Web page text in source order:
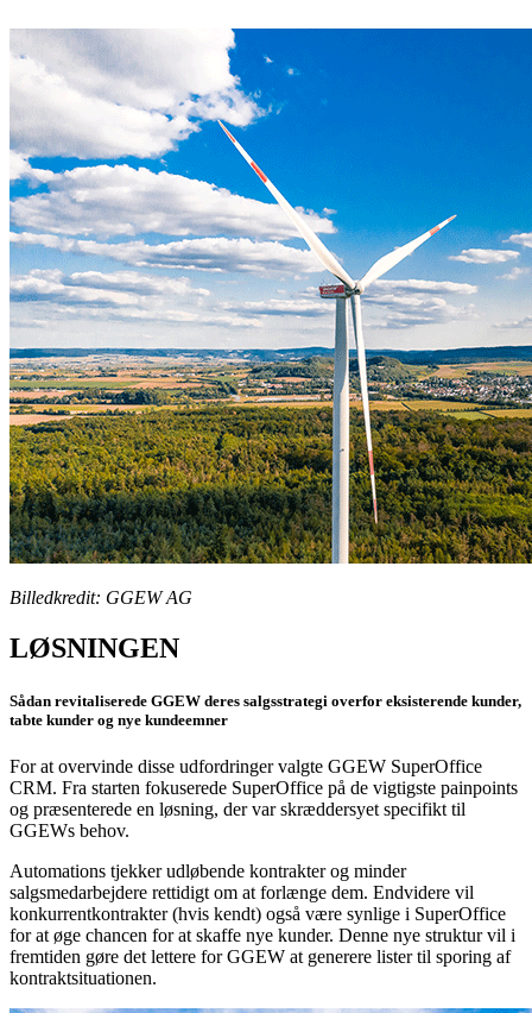
Billedkredit: GGEW AG
LØSNINGEN
Sådan revitaliserede GGEW deres salgsstrategi overfor eksisterende kunder,
tabte kunder og nye kundeemner
For at overvinde disse udfordringer valgte GGEW SuperOffice
CRM. Fra starten fokuserede SuperOffice på de vigtigste painpoints
og præsenterede en løsning, der var skræddersyet specifikt til
GGEWs behov.
Automations tjekker udløbende kontrakter og minder
salgsmedarbejdere rettidigt om at forlænge dem. Endvidere vil
konkurrentkontrakter (hvis kendt) også være synlige i SuperOffice
for at øge chancen for at skaffe nye kunder. Denne nye struktur vil i
fremtiden gøre det lettere for GGEW at generere lister til sporing af
kontraktsituationen.